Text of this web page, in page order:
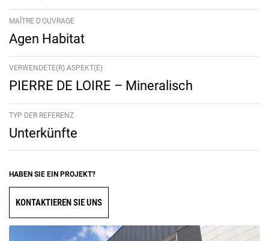
MAÎTRE D'OUVRAGE
Agen Habitat
VERWENDETE(R) ASPEKT(E)
PIERRE DE LOIRE – Mineralisch
TYP DER REFERENZ
Unterkünfte
HABEN SIE EIN PROJEKT?
KONTAKTIEREN SIE UNS